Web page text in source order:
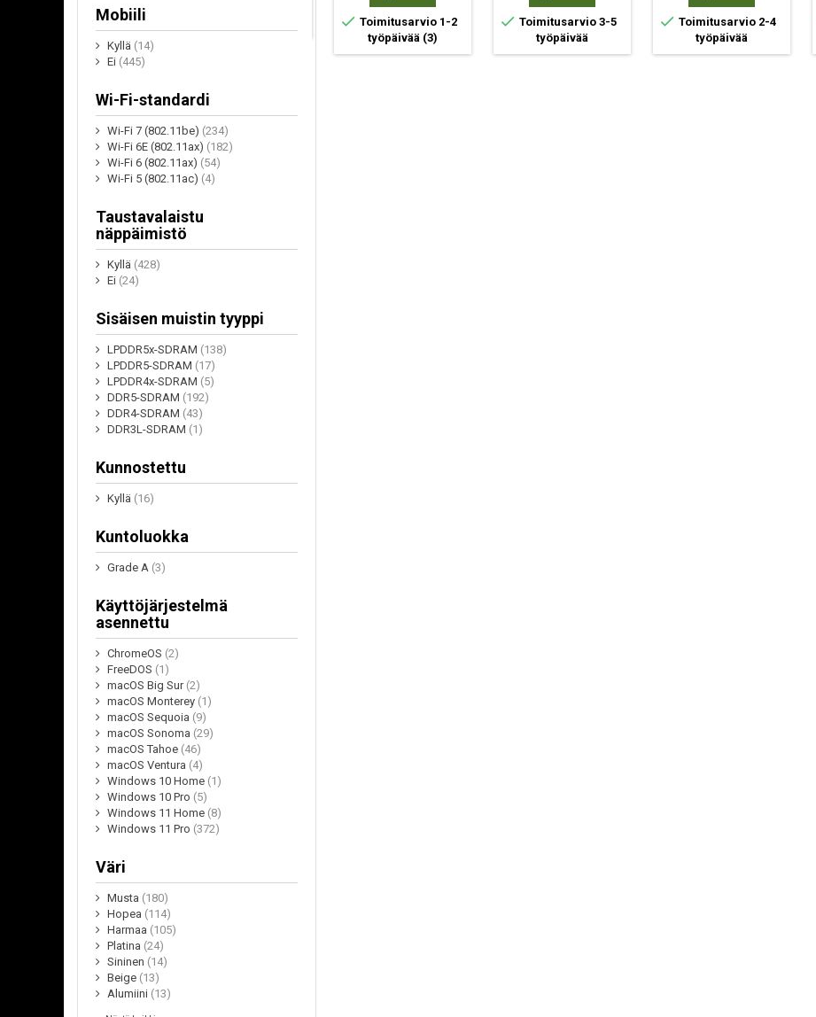
Mobiili
Kyllä (14)
Ei (445)
Wi-Fi-standardi
Wi-Fi 7 (802.11be) (234)
Wi-Fi 6E (802.11ax) (182)
Wi-Fi 6 (802.11ax) (54)
Wi-Fi 5 (802.11ac) (4)
Taustavalaistu
näppäimistö
Kyllä (428)
Ei (24)
Sisäisen muistin tyyppi
LPDDR5x-SDRAM (138)
LPDDR5-SDRAM (17)
LPDDR4x-SDRAM (5)
DDR5-SDRAM (192)
DDR4-SDRAM (43)
DDR3L-SDRAM (1)
Kunnostettu
Kyllä (16)
Kuntoluokka
Grade A (3)
Käyttöjärjestelmä
asennettu
ChromeOS (2)
FreeDOS (1)
macOS Big Sur (2)
macOS Monterey (1)
macOS Sequoia (9)
macOS Sonoma (29)
macOS Tahoe (46)
macOS Ventura (4)
Windows 10 Home (1)
Windows 10 Pro (5)
Windows 11 Home (8)
Windows 11 Pro (372)
Väri
Musta (180)
Hopea (114)
Harmaa (105)
Platina (24)
Sininen (14)
Beige (13)
Alumiini (13)
Toimitusarvio 2-4
 Toimitusarvio 1-2
työpäivää (3)
 Toimitusarvio 3-5
työpäivää
 Toimitusarvio 2-4
työpäivää